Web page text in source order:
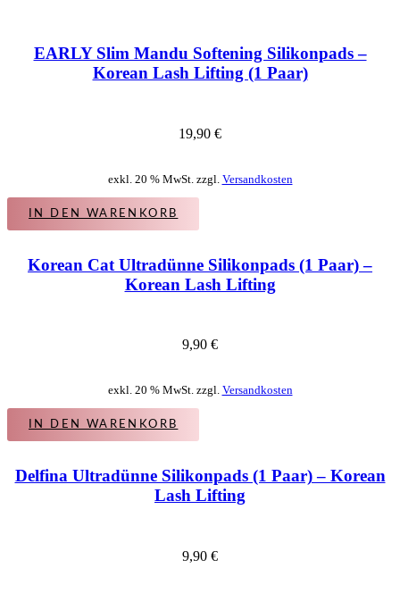
EARLY Slim Mandu Softening Silikonpads –
Korean Lash Lifting (1 Paar)
19,90 €
exkl. 20 % MwSt. zzgl. Versandkosten
IN DEN WARENKORB
Korean Cat Ultradünne Silikonpads (1 Paar) –
Korean Lash Lifting
9,90 €
exkl. 20 % MwSt. zzgl. Versandkosten
IN DEN WARENKORB
Delfina Ultradünne Silikonpads (1 Paar) – Korean
Lash Lifting
9,90 €